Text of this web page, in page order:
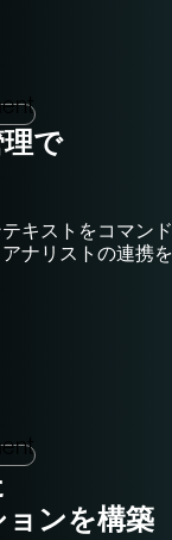
で
キストをコマン
ナリストの連携
ンを構築